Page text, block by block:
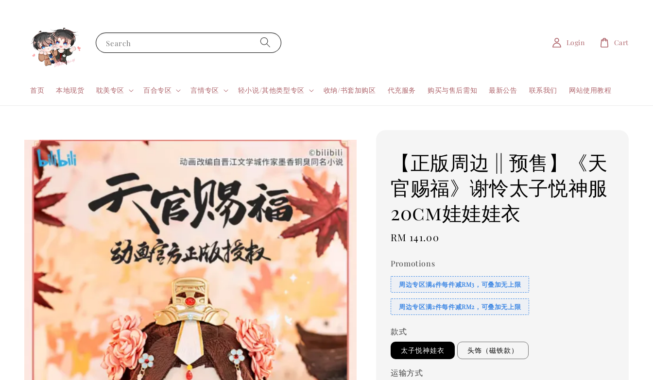
Search
首页 本地现货 耽美专区 百合专区 言情专区 轻小说/其他类型专区 收纳/书套加购区 代充服务 购买与售后需知 最新公告 联系我们 网站使用教程
Login Cart
【正版周边 || 预售】《天
官赐福》谢怜太子悦神服
20cm娃娃娃衣
Regular
RM 141.00
Promotions
周边专区满4件每件减RM3，可叠加无上限
周边专区满2件每件减RM2，可叠加无上限
款式
太子悦神娃衣 头饰（磁铁款）
运输方式